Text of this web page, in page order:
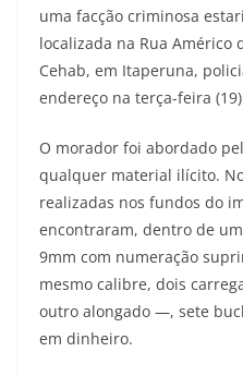
uma facção criminosa
localizada na Rua Américo
Cehab, em Itaperuna,
endereço na terça-feira
O morador foi abordado
qualquer material ilícito.
realizadas nos fundos do
encontraram, dentro de
9mm com numeração
mesmo calibre, dois
outro alongado —, sete
em dinheiro.